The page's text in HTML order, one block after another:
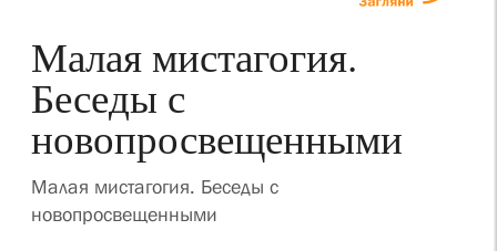
Малая мистагогия.
Беседы с
новопросвещенными
Малая мистагогия. Беседы с
новопросвещенными